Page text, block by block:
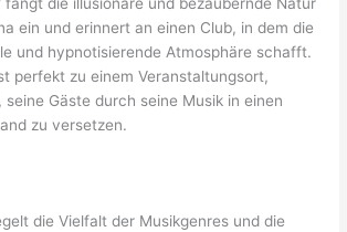
ein und erinnert an einen Club, in dem die
und hypnotisierende Atmosphäre schafft.
perfekt zu einem Veranstaltungsort,
seine Gäste durch seine Musik in einen
zu versetzen.
die Vielfalt der Musikgenres und die